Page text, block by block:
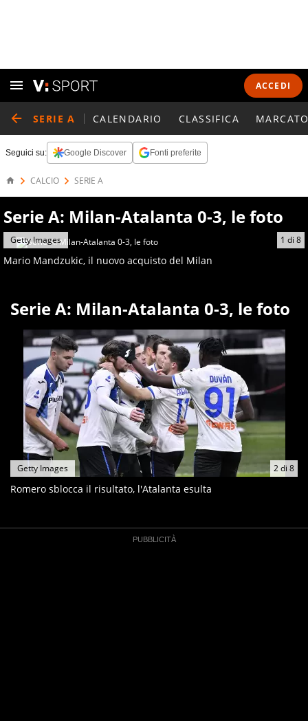
ACCEDI
SERIE A CALENDARIO CLASSIFICA
Seguici su: Google Discover Fonti preferite
CALCIO SERIE A
Serie A: Milan-Atalanta 0-3, le foto
1 di 8
Getty Images
Mario Mandzukic, il nuovo acquisto del Milan
Serie A: Milan-Atalanta 0-3, le foto
2di 8
Getty Images
Romero sblocca il risultato, l'Atalanta esulta